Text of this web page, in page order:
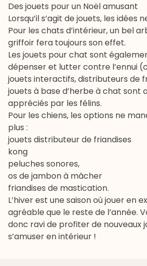
Des jouets pour un Noël amusant
Lorsqu’il s’agit de jouets, les idées
Pour les chats d’intérieur, un bel
griffoir fera toujours son effet.
Les jouets pour chat sont
dépenser et lutter contre l’ennui
jouets interactifs, distributeurs de
jouets à base d’herbe à chat sont
appréciés par les félins.
Pour les chiens, les options ne
plus :
jouets distributeur de friandises
kong
peluches sonores,
os de jambonà mâcher
friandises de mastication.
L’hiver est une saison où jouer en
agréable que le reste de l’année.
donc ravi de profiter de nouveaux
s’amuser en intérieur !